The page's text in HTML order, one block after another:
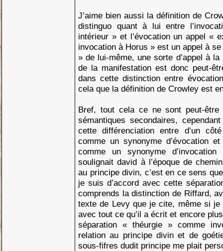
J’aime bien aussi la définition de
distinguo quant à lui entre
intérieur » et l’évocation un appel «
invocation à Horus » est un appel à
» de lui-même, une sorte d’appel à
de la manifestation est donc peut-
dans cette distinction entre
cela que la définition de Crowley est
Bref, tout cela ce ne sont peut-être
sémantiques secondaires,
cette différenciation entre d’un
comme un synonyme d’évocation
comme un synonyme
soulignait david à l’époque de
au principe divin, c’est en ce sens
je suis d’accord avec cette
comprends la distinction de Riffard,
texte de Levy que je cite, même si je
avec tout ce qu’il a écrit et encore
séparation « théurgie » comme
relation au principe divin et de
sous-fifres dudit principe me plait